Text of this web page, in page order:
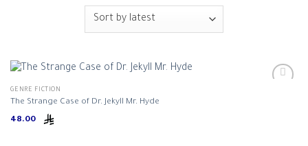
GENRE FICTION
The Strange Case of Dr. Jekyll Mr. Hyde
48.00